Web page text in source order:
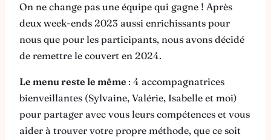
On ne change pas une équipe qui gagne ! Après
deux week-ends 2023 aussi enrichissants pour
nous que pour les participants, nous avons décidé
de remettre le couvert en 2024.
Le menu reste le même : 4 accompagnatrices
bienveillantes (Sylvaine, Valérie, Isabelle et moi)
pour partager avec vous leurs compétences et vous
aider à trouver votre propre méthode, que ce soit